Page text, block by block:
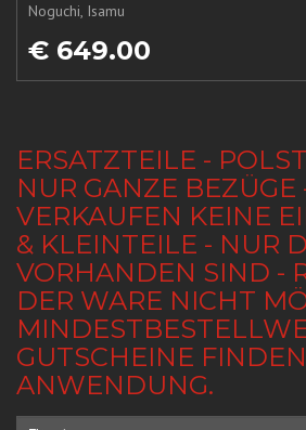
Noguchi, Isamu
€ 649.00
ERSATZTEILE -
NUR GANZE BEZÜGE
VERKAUFEN KEINE
& KLEINTEILE - NUR
VORHANDEN SIND -
DER WARE NICHT
GUTSCHEINE
ANWENDUNG.